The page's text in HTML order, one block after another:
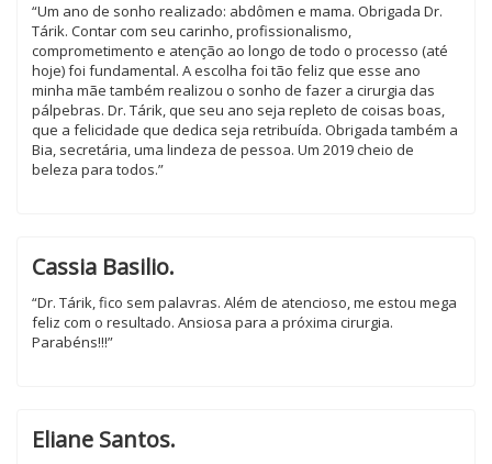
“Um ano de sonho realizado: abdômen e mama. Obrigada Dr.
Tárik. Contar com seu carinho, profissionalismo,
comprometimento e atenção ao longo de todo o processo (até
hoje) foi fundamental. A escolha foi tão feliz que esse ano
minha mãe também realizou o sonho de fazer a cirurgia das
pálpebras. Dr. Tárik, que seu ano seja repleto de coisas boas,
que a felicidade que dedica seja retribuída. Obrigada também a
Bia, secretária, uma lindeza de pessoa. Um 2019 cheio de
beleza para todos.”
Cassia Basilio.
“Dr. Tárik, fico sem palavras. Além de atencioso, me estou mega
feliz com o resultado. Ansiosa para a próxima cirurgia.
Parabéns!!!”
Eliane Santos.